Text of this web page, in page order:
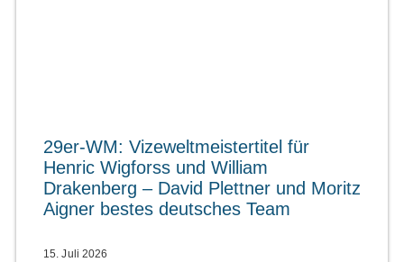
29er-WM: Vizeweltmeistertitel für
Henric Wigforss und William
Drakenberg – David Plettner und Moritz
Aigner bestes deutsches Team
15. Juli 2026